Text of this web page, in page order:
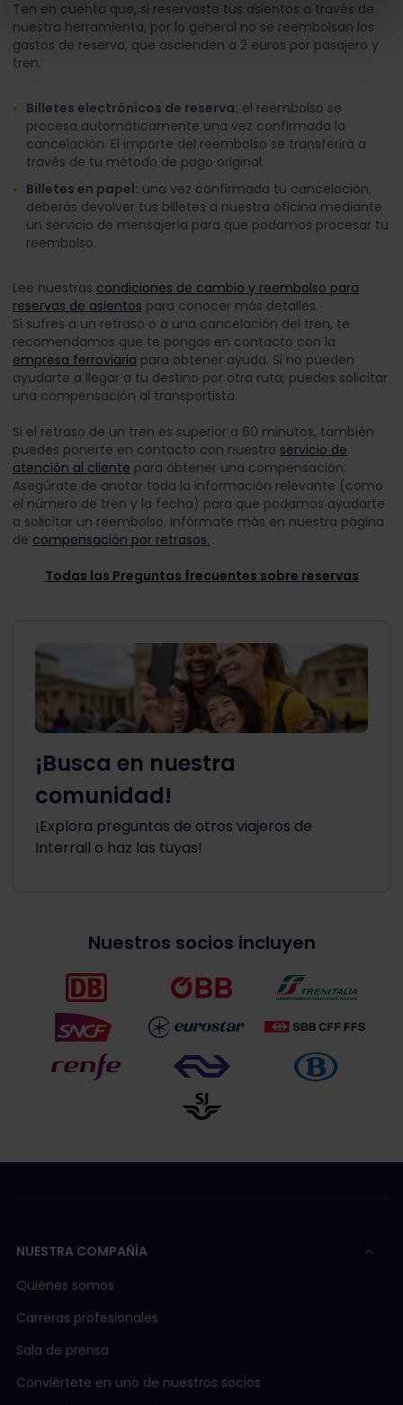
Ten en cuenta que, si reservaste tus asientos a través de
nuestra herramienta, por lo general no se reembolsan los
gastos de reserva, que ascienden a 2 euros por pasajero y
tren.
Billetes electrónicos de reserva: el reembolso se
procesa automáticamente una vez confirmada la
cancelación. El importe del reembolso se transferirá a
través de tu método de pago original.
Billetes en papel: una vez confirmada tu cancelación,
deberás devolver tus billetes a nuestra oficina mediante
un servicio de mensajería para que podamos procesar tu
reembolso.
Lee nuestras condiciones de cambio y reembolso para
reservas de asientos para conocer más detalles.
Si sufres a un retraso o a una cancelación del tren, te
recomendamos que te pongas en contacto con la
empresa ferroviaria para obtener ayuda. Si no pueden
ayudarte a llegar a tu destino por otra ruta, puedes solicitar
una compensación al transportista.
Si el retraso de un tren es superior a 60 minutos, también
puedes ponerte en contacto con nuestro servicio de
atención al cliente para obtener una compensación.
Asegúrate de anotar toda la información relevante (como
el número de tren y la fecha) para que podamos ayudarte
a solicitar un reembolso. Infórmate más en nuestra página
de compensación por retrasos.
Todas las Preguntas frecuentes sobre reservas
¡Busca en nuestra
comunidad!
¡Explora preguntas de otros viajeros de
Interrail o haz las tuyas!
Nuestros socios incluyen
NUESTRA COMPAÑÍA
Quiénes somos
Carreras profesionales
Sala de prensa
Conviértete en uno de nuestros socios